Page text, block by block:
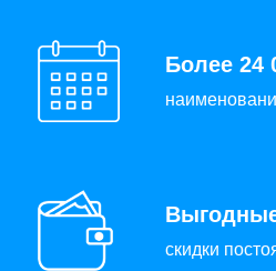
Более 24
скидки